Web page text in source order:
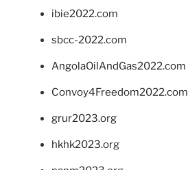
ibie2022.com
sbcc-2022.com
AngolaOilAndGas2022.com
Convoy4Freedom2022.com
grur2023.org
hkhk2023.org